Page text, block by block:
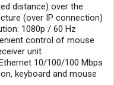
distance) over the
(over IP connection)
1080p / 60 Hz
control of mouse
unit
10/100/100 Mbps
keyboard and mouse